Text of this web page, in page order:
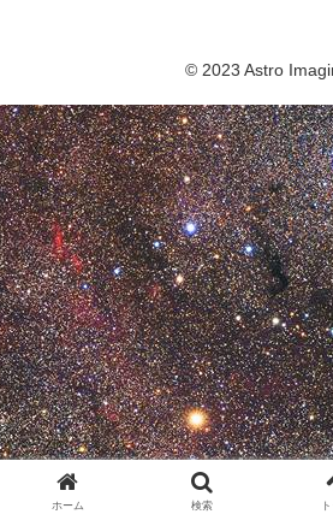
© 2023 Astro
ホーム 検索